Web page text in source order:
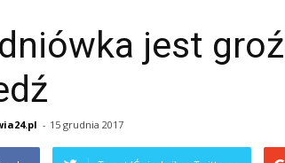
jest
- 15 grudnia 2017